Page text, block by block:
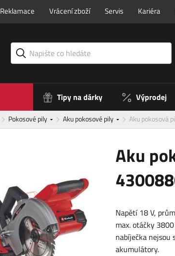
Reklamace Vrácení zboží Servis Kariéra
Tipy na dárky Výprodej
Pokosové pily Aku pokosové pily Aku pokosová
Aku
Napětí 18 V,
max. otáčky
nabíječka nejsou
akumulátory.